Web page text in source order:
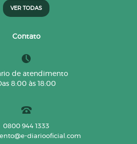
VER TODAS
Contato
de atendimento
8:00 às 18:00
0800 944 1333
diariooficial.com